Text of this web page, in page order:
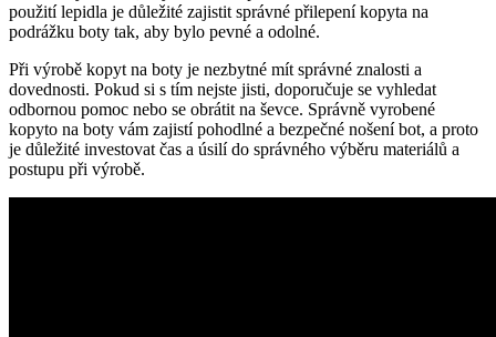
použití lepidla je⁤ důležité zajistit správné⁤ přilepení kopyta na
podrážku boty tak, aby bylo‌ pevné a odolné.
Při výrobě kopyt na ‍boty je nezbytné mít správné znalosti⁤ a
dovednosti.⁢ Pokud ⁣si s tím nejste jisti,‍ doporučuje se vyhledat
odbornou pomoc⁣ nebo se ‍obrátit na ševce. Správně vyrobené
kopyto⁢ na boty vám​ zajistí pohodlné a bezpečné nošení bot, a proto​
je důležité ‌investovat‍ čas a úsilí do správného výběru materiálů a
postupu při⁤ výrobě.